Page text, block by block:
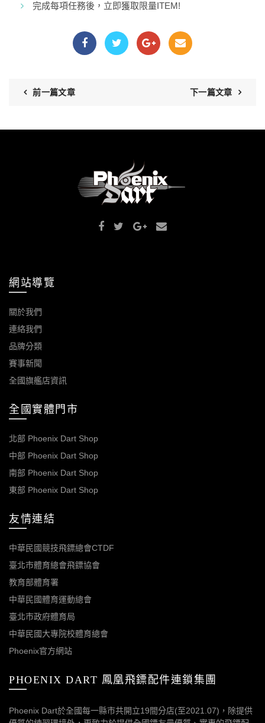
完成每項任務後，立即獲取限量ITEM!
前一篇文章 下一篇文章
網站導覽
關於我們
連絡我們
品牌分類
賽事新聞
全國旗艦店資訊
全國實體門市
北部 Phoenix Dart Shop
中部 Phoenix Dart Shop
南部 Phoenix Dart Shop
東部 Phoenix Dart Shop
友情連結
中華民國競技飛鏢總會CTDF
臺北市體育總會飛鏢協會
教育部體育署
中華民國體育運動總會
臺北市政府體育局
中華民國大專院校體育總會
Phoenix官方網站
PHOENIX DART 鳳凰飛鏢配件連鎖集團
Phoenix Dart於全國每一縣市共開立19間分店(至2021.07)，除提供